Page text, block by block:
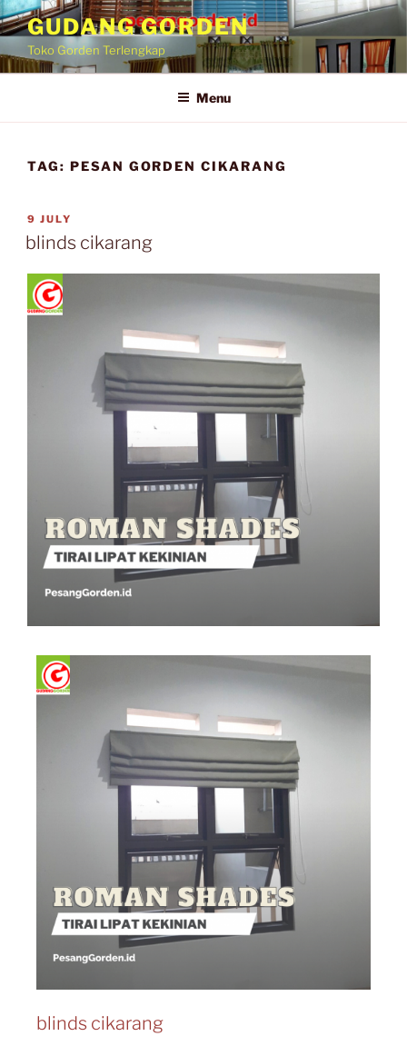
GUDANG GORDEN
Toko Gorden Terlengkap
Menu
TAG: PESAN GORDEN CIKARANG
9 JULY
blinds cikarang
blinds cikarang